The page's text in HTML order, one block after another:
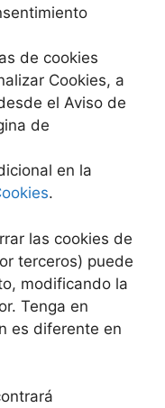
de cookies
Cookies, a
el Aviso de
de
en la
.
las cookies de
terceros) puede
modificando la
Tenga en
es diferente en